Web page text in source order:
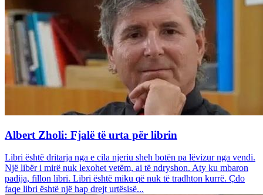
Albert Zholi: Fjalë të urta për librin
Libri është dritarja nga e cila njeriu sheh botën pa lëvizur nga vendi.
Një libër i mirë nuk lexohet vetëm, ai të ndryshon. Aty ku mbaron
padija, fillon libri. Libri është miku që nuk të tradhton kurrë. Çdo
faqe libri është një hap drejt urtësisë...